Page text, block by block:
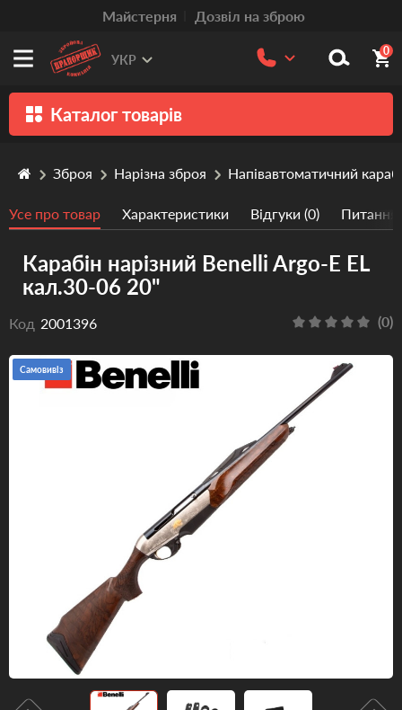
Mайстерня Дозвіл на зброю
УКР
0
Каталог товарів
Травматична зброя
Пістолети та револьвери
Оптика
Тюнінг
Аксесуари
Подарункові Сертифікати
Зброя Нарізна зброя Напівавтоматичний
Усе про товар Характеристики Відгуки (0)
Карабін нарізний Benelli Argo-E EL
кал.30-06 20"
Код 2001396 (0)
Самовивіз